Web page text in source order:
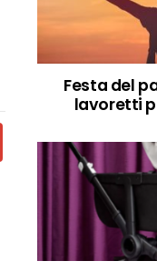
Festa del
lavoretti